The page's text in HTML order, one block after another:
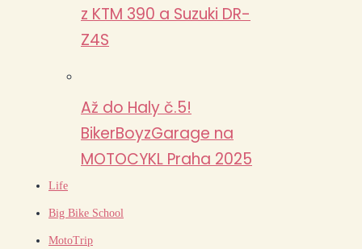
z KTM 390 a Suzuki DR-
Z4S
Až do Haly č.5!
BikerBoyzGarage na
MOTOCYKL Praha 2025
Life
Big Bike School
MotoTrip